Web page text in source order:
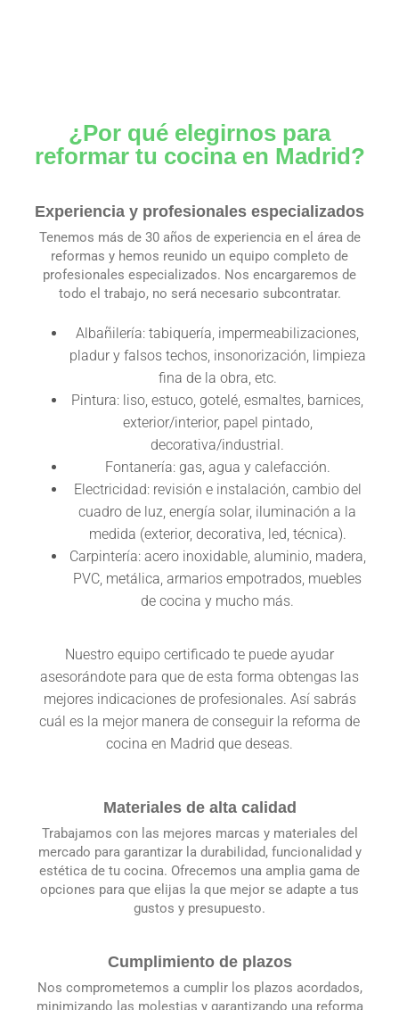
¿Por qué elegirnos para
reformar tu cocina en Madrid?
Experiencia y profesionales especializados
Tenemos más de 30 años de experiencia en el área de
reformas y hemos reunido un equipo completo de
profesionales especializados. Nos encargaremos de
todo el trabajo, no será necesario subcontratar.
Albañilería: tabiquería, impermeabilizaciones,
pladur y falsos techos, insonorización, limpieza
fina de la obra, etc.
Pintura: liso, estuco, gotelé, esmaltes, barnices,
exterior/interior, papel pintado,
decorativa/industrial.
Fontanería: gas, agua y calefacción.
Electricidad: revisión e instalación, cambio del
cuadro de luz, energía solar, iluminación a la
medida (exterior, decorativa, led, técnica).
Carpintería: acero inoxidable, aluminio, madera,
PVC, metálica, armarios empotrados, muebles
de cocina y mucho más.
Nuestro equipo certificado te puede ayudar
asesorándote para que de esta forma obtengas las
mejores indicaciones de profesionales. Así sabrás
cuál es la mejor manera de conseguir la reforma de
cocina en Madrid que deseas.
Materiales de alta calidad
Trabajamos con las mejores marcas y materiales del
mercado para garantizar la durabilidad, funcionalidad y
estética de tu cocina. Ofrecemos una amplia gama de
opciones para que elijas la que mejor se adapte a tus
gustos y presupuesto.
Cumplimiento de plazos
Nos comprometemos a cumplir los plazos acordados,
minimizando las molestias y garantizando una reforma